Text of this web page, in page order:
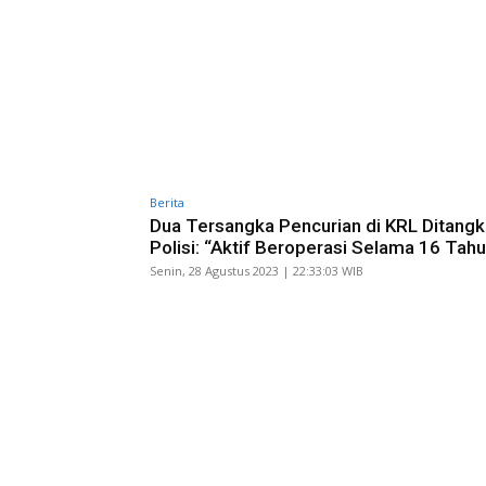
Berita
Dua Tersangka Pencurian di KRL
Polisi: “Aktif Beroperasi Selama 16
Senin, 28 Agustus 2023 | 22:33:03 WIB